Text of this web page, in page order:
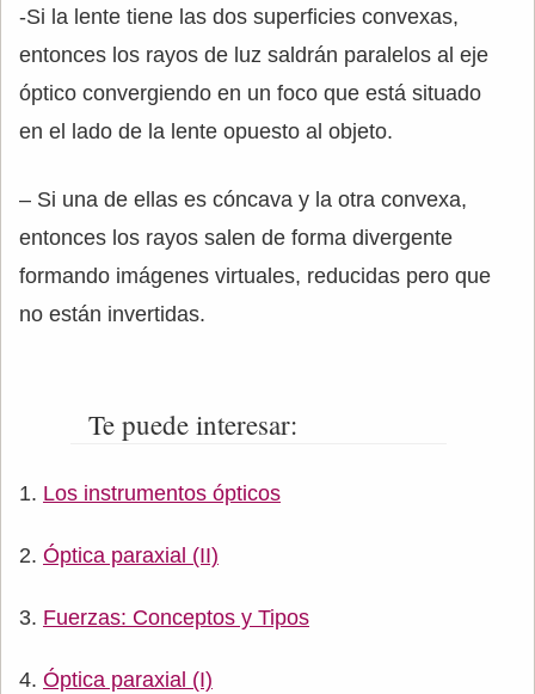
-Si la lente tiene las dos superficies convexas,
entonces los rayos de luz saldrán paralelos al eje
óptico convergiendo en un foco que está situado
en el lado de la lente opuesto al objeto.
– Si una de ellas es cóncava y la otra convexa,
entonces los rayos salen de forma divergente
formando imágenes virtuales, reducidas pero que
no están invertidas.
Te puede interesar:
Los instrumentos ópticos
Óptica paraxial (II)
Fuerzas: Conceptos y Tipos
Óptica paraxial (I)